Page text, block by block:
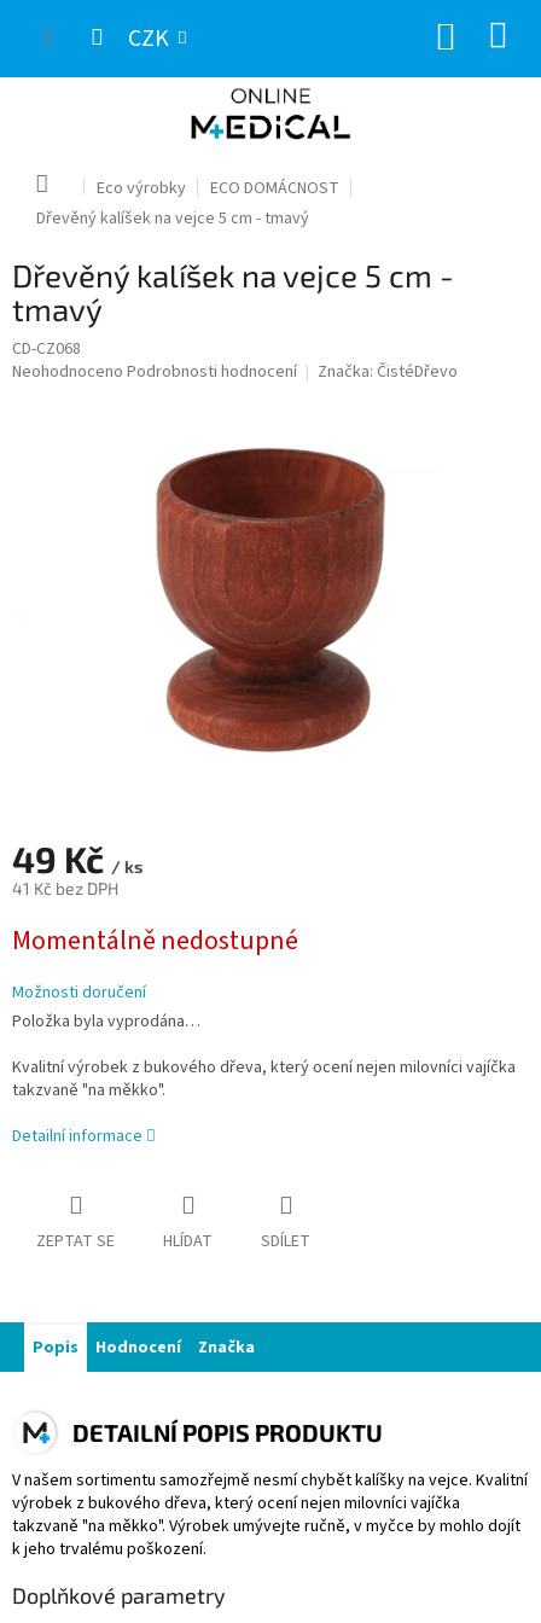
CZK
Domů Eco výrobky
ECO DOMÁCNOST
Dřevěný kalíšek na vejce 5 cm - tmavý
Dřevěný kalíšek na vejce 5 cm -
tmavý
CD-CZ068
Průměrné
Neohodnoceno Podrobnosti hodnocení Značka: ČistéDřevo
49 Kč / ks
41 Kč bez DPH
cena:
Momentálně nedostupné
Možnosti doručení
Položka byla vyprodána…
Kvalitní výrobek z bukového dřeva, který ocení nejen milovníci vajíčka
takzvaně "na měkko".
Detailní informace
ZEPTAT SE HLÍDAT SDÍLET
Popis Hodnocení Značka
DETAILNÍ POPIS PRODUKTU
V našem sortimentu samozřejmě nesmí chybět kalíšky na vejce. Kvalitní
výrobek z bukového dřeva, který ocení nejen milovníci vajíčka
takzvaně "na měkko". Výrobek umývejte ručně, v myčce by mohlo dojít
k jeho trvalému poškození.
Doplňkové parametry